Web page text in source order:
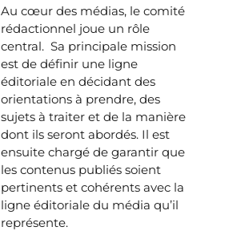
Au cœur des médias, le comité
rédactionnel joue un rôle
central. Sa principale mission
est de définir une ligne
éditoriale en décidant des
orientations à prendre, des
sujets à traiter et de la manière
dont ils seront abordés. Il est
ensuite chargé de garantir que
les contenus publiés soient
pertinents et cohérents avec la
ligne éditoriale du média qu’il
représente.